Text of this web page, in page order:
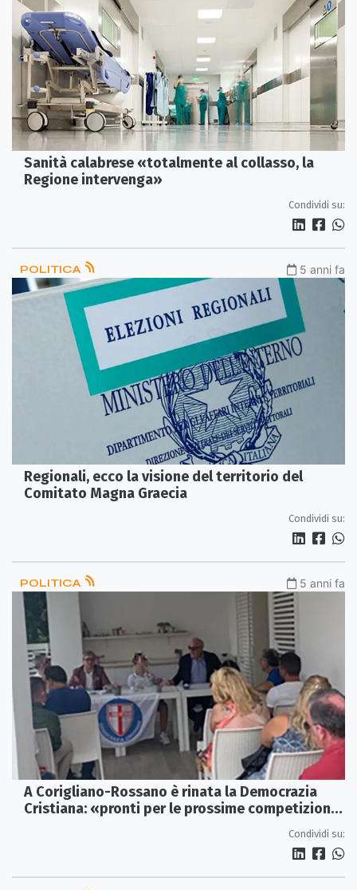
Sanità calabrese «totalmente al collasso, la
Regione intervenga»
Condividi su:
POLITICA 5 anni fa
Regionali, ecco la visione del territorio del
Comitato Magna Graecia
Condividi su:
POLITICA 5 anni fa
A Corigliano-Rossano è rinata la Democrazia
Cristiana: «pronti per le prossime competizioni
Condividi su: